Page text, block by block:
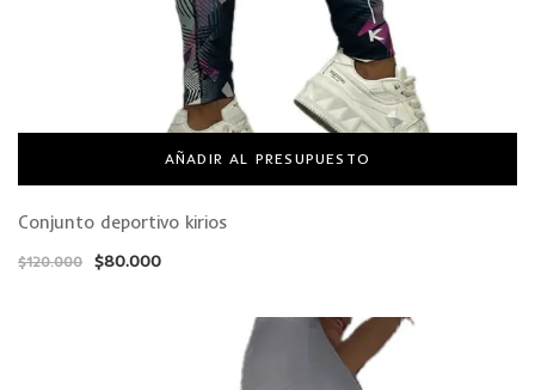
AÑADIR AL PRESUPUESTO
Conjunto deportivo kirios
$120.000 $80.000